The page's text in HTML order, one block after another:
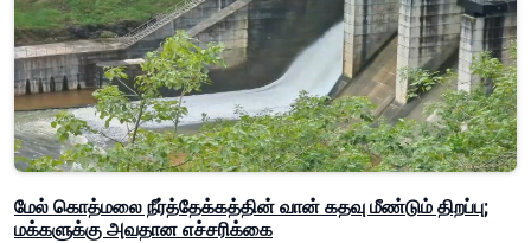
மேல் கொத்மலை நீர்த்தேக்கத்தின் வான் கதவு மீண்டும் திறப்பு;
மக்களுக்கு அவதான எச்சரிக்கை